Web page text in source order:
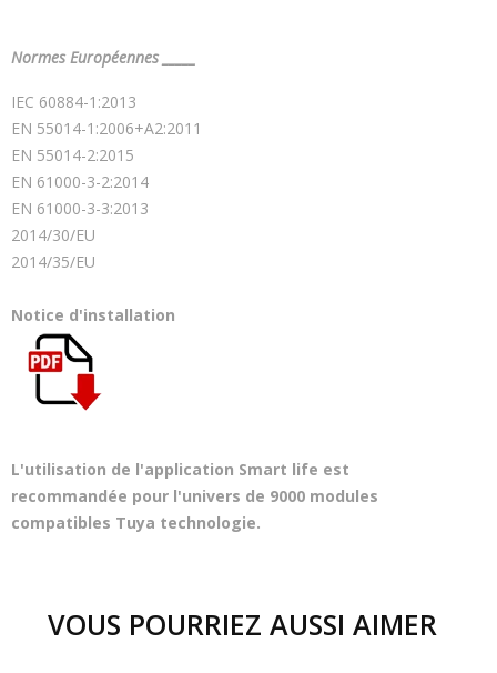
Normes Européennes _____
IEC 60884-1:2013
EN 55014-1:2006+A2:2011
EN 55014-2:2015
EN 61000-3-2:2014
EN 61000-3-3:2013
2014/30/EU
2014/35/EU
Notice d'installation
L'utilisation de l'application Smart life est
recommandée pour l'univers de 9000 modules
compatibles Tuya technologie.
VOUS POURRIEZ AUSSI AIMER